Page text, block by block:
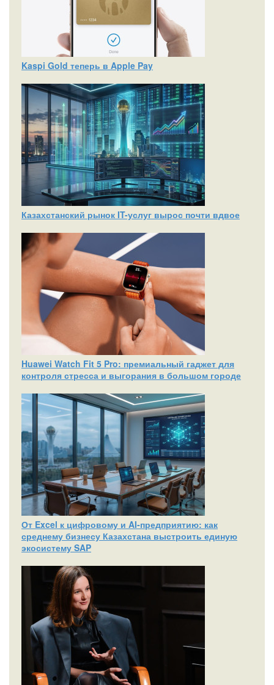
Kaspi Gold теперь в Apple Pay
Казахстанский рынок IT-услуг вырос почти вдвое
Huawei Watch Fit 5 Pro: премиальный гаджет для
контроля стресса и выгорания в большом городе
От Excel к цифровому и AI‑предприятию: как
среднему бизнесу Казахстана выстроить единую
экосистему SAP